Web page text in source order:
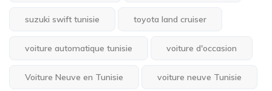
suzuki swift tunisie toyota land cruiser
voiture automatique tunisie voiture d'occasion
Voiture Neuve en Tunisie voiture neuve Tunisie